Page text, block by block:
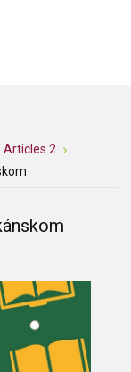
Articles 2